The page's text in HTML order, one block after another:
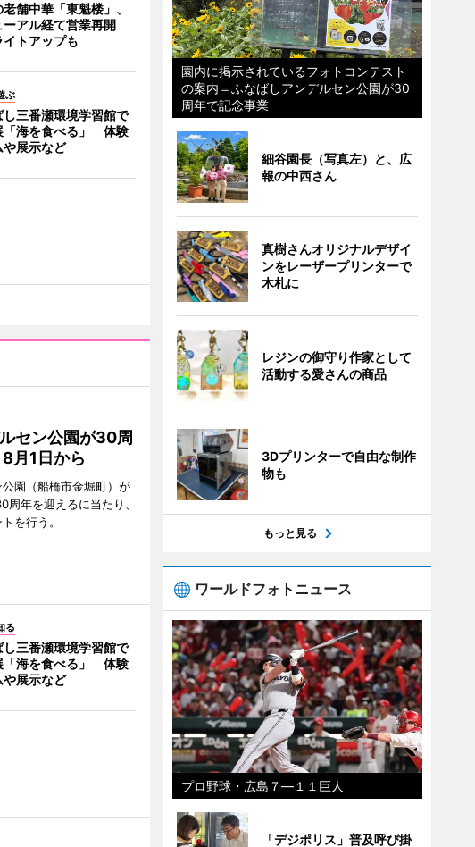
舗中華「東魁楼」、
ーアル経て営業再開
イトアップも
ぶ
し三番瀬環境学習館で
「海を食べる」 体験
や展示など
セン公園が30周
月1日から
園（船橋市金堀町）が
年を迎えるに当たり、
を行う。
る
し三番瀬環境学習館で
「海を食べる」 体験
や展示など
園内に掲示されているフォトコンテスト
の案内＝ふなばしアンデルセン公園が30
周年で記念事業
細谷園長（写真左）と、広
報の中西さん
真樹さんオリジナルデザイ
ンをレーザープリンターで
木札に
レジンの御守り作家として
活動する愛さんの商品
3Dプリンターで自由な制作
物も
もっと見る
ワールドフォトニュース
プロ野球・広島７―１１巨人
「デジポリス」普及呼び掛